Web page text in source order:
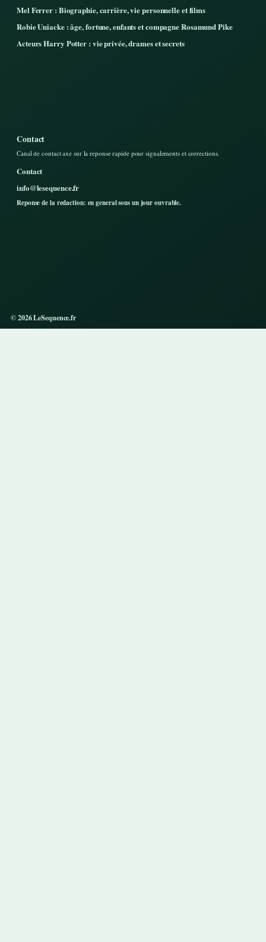
Mel Ferrer : Biographie, carrière, vie personnelle et films
Robie Uniacke : âge, fortune, enfants et compagne Rosamund Pike
Acteurs Harry Potter : vie privée, drames et secrets
Contact
Canal de contact axe sur la reponse rapide pour signalements et corrections.
Contact
info@lesequence.fr
Reponse de la redaction: en general sous un jour ouvrable.
© 2026 LeSequence.fr